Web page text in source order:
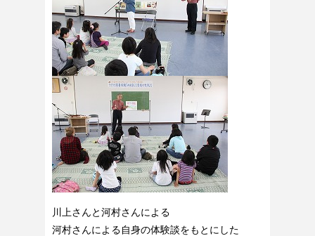
川上さんと河村さんによる
河村さんによる自身の体験談をもとにした